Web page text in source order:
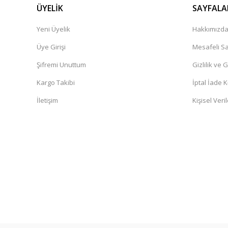
ÜYELİK
Yeni Üyelik
Üye Girişi
Şifremi Unuttum
Kargo Takibi
İletişim
Hakkımızda
Mesafeli
Gizlilik ve
İptal İade
Kişisel